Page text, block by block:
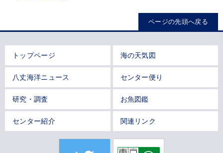
ページの先頭へ戻る
トップページ 海の天気図
八丈海洋ニュース センター便り
研究・調査 お魚図鑑
センター紹介 関連リンク